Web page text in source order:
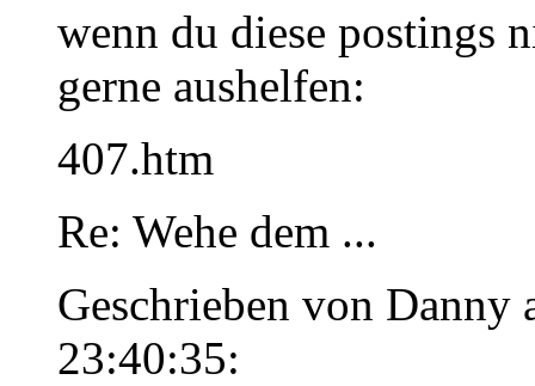
wenn du diese postings
gerne aushelfen:
407.htm
Re: Wehe dem ...
Geschrieben von Danny
23:40:35: